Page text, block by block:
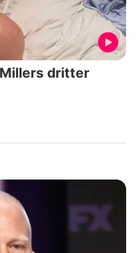
dritter